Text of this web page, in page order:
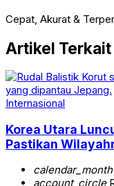
Cepat, Akurat &
Artikel Terkait
Internasional
Korea Utara
Pastikan
calendar_month
account_circle